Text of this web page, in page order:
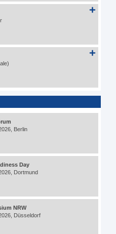
Berlin
Day
Dortmund
NRW
Düsseldorf